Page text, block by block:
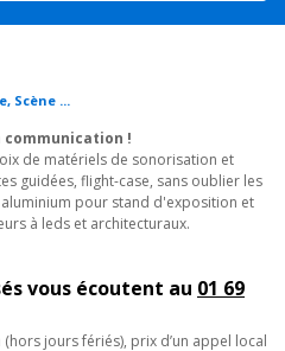
conique et clavette
S
Scène ...
!
de matériels de sonorisation et
guidées, flight-case, sans oublier les
pour stand d'exposition et
à leds et architecturaux.
vous écoutent au 01 69
(hors jours fériés), prix d’un appel local